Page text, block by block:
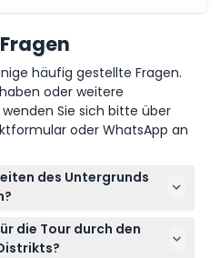
häufig gestellte Fragen.
oder weitere
Sie sich bitte über
oder WhatsApp an
des Untergrunds
Distrikt ist von Dienstag bis
Uhr und Samstag
die Tour durch den